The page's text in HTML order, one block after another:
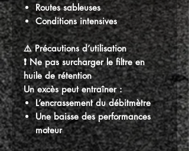
Routes sableuses
Conditions intensives
⚠️ Précautions d’utilisation
❗ Ne pas surcharger le filtre en
huile de rétention
Un excès peut entraîner :
L’encrassement du débitmètre
Une baisse des performances
moteur